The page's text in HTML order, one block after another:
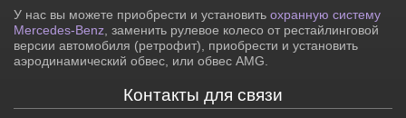
У нас вы можете приобрести и установить охранную систему
Mercedes-Benz, заменить рулевое колесо от рестайлинговой
версии автомобиля (ретрофит), приобрести и установить
аэродинамический обвес, или обвес AMG.
Контакты для связи